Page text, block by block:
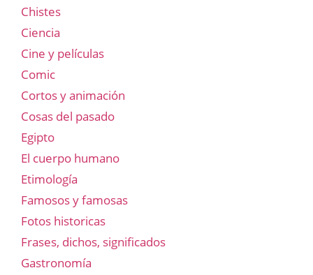
Chistes
Ciencia
Cine y películas
Comic
Cortos y animación
Cosas del pasado
Egipto
El cuerpo humano
Etimología
Famosos y famosas
Fotos historicas
Frases, dichos, significados
Gastronomía